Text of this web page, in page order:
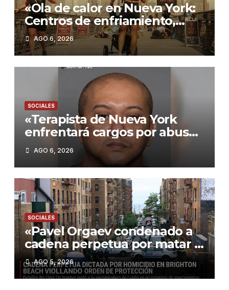
«Ola de calor en Nueva York:
Centros de enfriamiento,
tormentas severas y cómo
protegerse»
AGO 6, 2026
SOCIALES
«Terapista de Nueva York
enfrentará cargos por abuso
sexual a menor: Autoridades
investigan posibles casos
adicionales»
AGO 6, 2026
SOCIALES
«Pavel Orgaev condenado a
cadena perpetua por matar a
su ex roommate en Brooklyn:
Un caso que refleja la
violencia en NYC»
AGO 5, 2026